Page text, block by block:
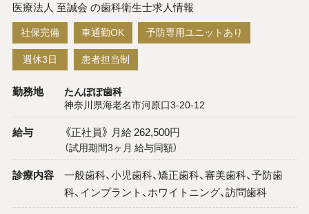
医療法人 至誠会 の歯科衛生士求人情報
社保完備 車通勤OK 予防専用ユニットあり
週休3日 患者担当制
勤務地 たんぽぽ歯科
神奈川県海老名市河原口3-20-12
給与 《正社員》 月給 262,500円
（試用期間3ヶ月 給与同額）
診療内容
一般歯科、小児歯科、矯正歯科、審美歯科、予防歯
科、インプラント、ホワイトニング、訪問歯科